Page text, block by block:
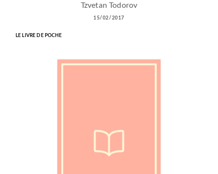
Tzvetan Todorov
15/02/2017
LE LIVRE DE POCHE